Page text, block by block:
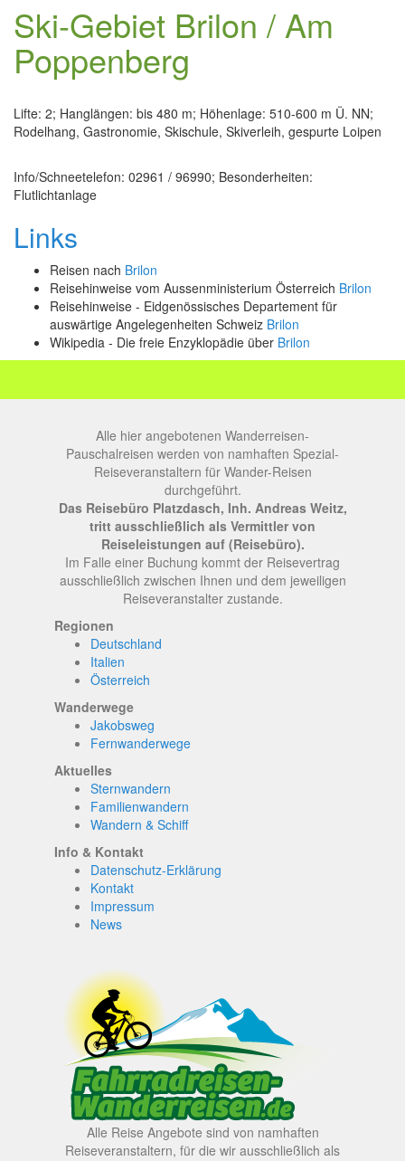
Ski-Gebiet Brilon / Am
Poppenberg
Lifte: 2; Hanglängen: bis 480 m; Höhenlage: 510-600 m Ü. NN;
Rodelhang, Gastronomie, Skischule, Skiverleih, gespurte Loipen
Info/Schneetelefon: 02961 / 96990; Besonderheiten:
Flutlichtanlage
Links
Reisen nach Brilon
Reisehinweise vom Aussenministerium Österreich Brilon
Reisehinweise - Eidgenössisches Departement für
auswärtige Angelegenheiten Schweiz Brilon
Wikipedia - Die freie Enzyklopädie über Brilon
Alle hier angebotenen Wanderreisen-
Pauschalreisen werden von namhaften Spezial-
Reiseveranstaltern für Wander-Reisen
durchgeführt.
Das Reisebüro Platzdasch, Inh. Andreas Weitz,
tritt ausschließlich als Vermittler von
Reiseleistungen auf (Reisebüro).
Im Falle einer Buchung kommt der Reisevertrag
ausschließlich zwischen Ihnen und dem jeweiligen
Reiseveranstalter zustande.
Regionen
Deutschland
Italien
Österreich
Wanderwege
Jakobsweg
Fernwanderwege
Aktuelles
Sternwandern
Familienwandern
Wandern & Schiff
Info & Kontakt
Datenschutz-Erklärung
Kontakt
Impressum
News
Alle Reise Angebote sind von namhaften
Reiseveranstaltern, für die wir ausschließlich als